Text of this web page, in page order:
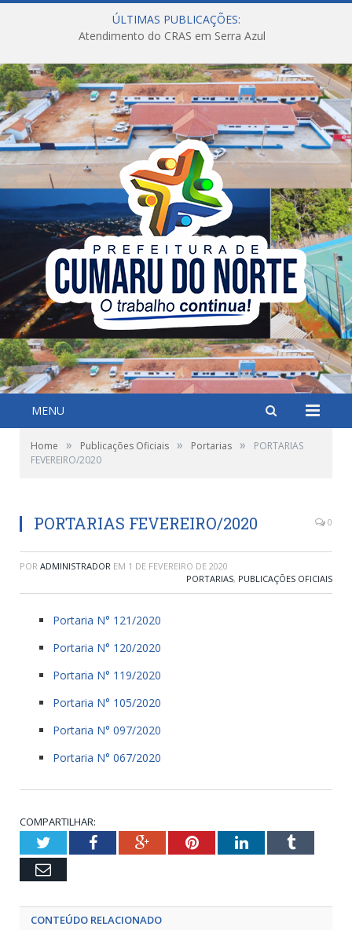
ÚLTIMAS PUBLICAÇÕES:
Atendimento do CRAS em Serra Azul
MENU
Home » Publicações Oficiais » Portarias »
PORTARIAS
FEVEREIRO/2020
PORTARIAS FEVEREIRO/2020 0
POR ADMINISTRADOR EM 1 DE FEVEREIRO DE 2020
PORTARIAS, PUBLICAÇÕES OFICIAIS
Portaria N° 121/2020
Portaria N° 120/2020
Portaria N° 119/2020
Portaria N° 105/2020
Portaria N° 097/2020
Portaria N° 067/2020
COMPARTILHAR:
TwitterFacebookGoogle+PinterestLinkedInTumblr
Email
CONTEÚDO RELACIONADO